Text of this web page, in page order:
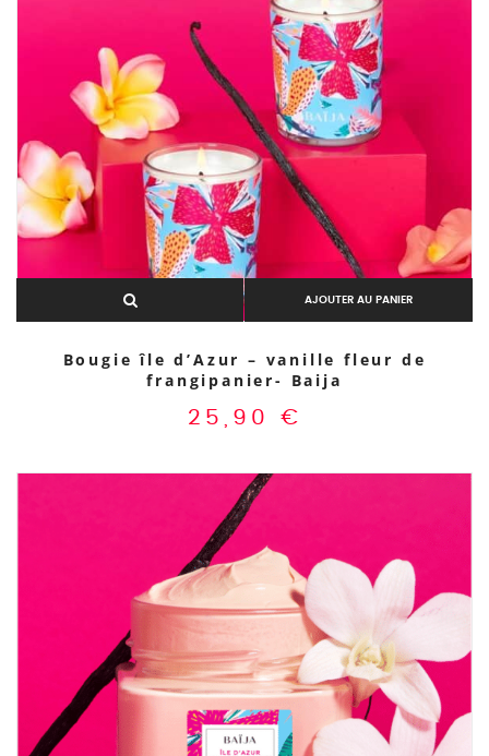
AJOUTER AU PANIER
Bougie île d’Azur – vanille fleur de
frangipanier- Baija
25,90 €